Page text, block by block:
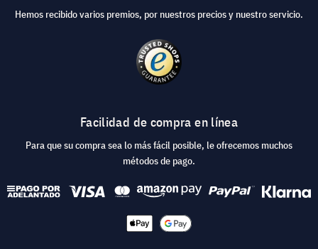
Hemos recibido varios premios, por nuestros precios y nuestro servicio.
Facilidad de compra en línea
Para que su compra sea lo más fácil posible, le ofrecemos muchos
métodos de pago.